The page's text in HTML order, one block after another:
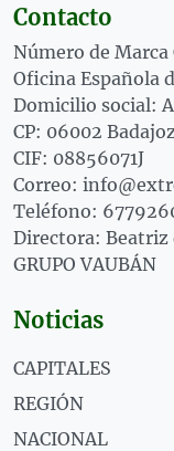
Contacto
Número de
Oficina Española
Domicilio social:
CP: 06002
CIF: 08856071J
Correo:
Teléfono:
Directora: Beatriz
GRUPO VAUBÁN
Noticias
CAPITALES
REGIÓN
NACIONAL